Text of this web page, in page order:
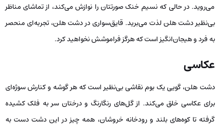
می‌روید. در حالی که نسیم خنک صورتتان را نوازش می‌کند، از تماشای مناظر
بی‌نظیر دشت هلن لذت می‌برید. قایق‌سواری در دشت هلن، تجربه‌ای منحصر
به فرد و هیجان‌انگیز است که هرگز فراموشش نخواهید کرد.
عکاسی
دشت هلن، گویی یک بوم نقاشی بی‌نظیر است که هر گوشه و کنارش سوژه‌ای
برای عکاسی خلق می‌کند. از گل‌های رنگارنگ و درختان سر به فلک کشیده
گرفته تا کوه‌های بلند و رودخانه خروشان، همه چیز در این دشت دست به